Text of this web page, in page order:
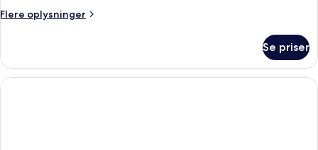
Villa
Flere oplysninger
Flere
Bedroom
Family
Pool
Se priser